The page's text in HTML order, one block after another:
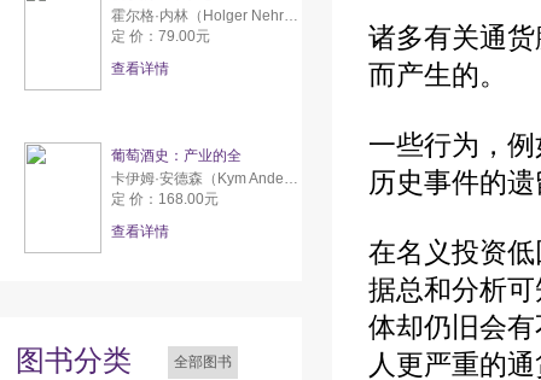
霍尔格·内林（Holger Nehring） 佛罗莱恩·舒伊（Florian Schui）
定 价：79.00元
查看详情
葡萄酒史：产业的全
卡伊姆·安德森（Kym Anderson）,文森特·皮尼拉（Vicente Pinilla）
定 价：168.00元
查看详情
图书分类 全部图书
诸多有关通
而产生的。
一些行为，
历史事件的
在名义投资
据总和分析
体却仍旧会
人更严重的